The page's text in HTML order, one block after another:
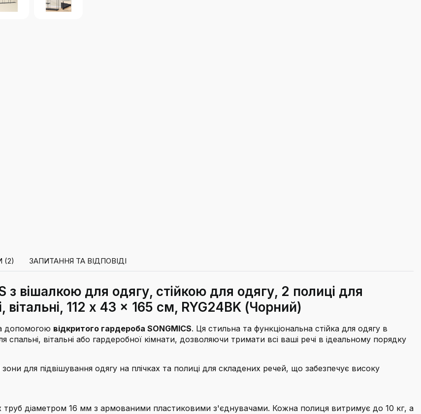
(2) ЗАПИТАННЯ ТА ВІДПОВІДІ
з вішалкою для одягу, стійкою для одягу, 2 полиці для
112 x 43 x 165 см, RYG24BK (Чорний)
допомогою відкритого гардероба SONGMICS. Ця стильна та функціональна стійка для одягу в
вітальні або гардеробної кімнати, дозволяючи тримати всі ваші речі в ідеальному порядку
для підвішування одягу на плічках та полиці для складених речей, що забезпечує високу
труб діаметром 16 мм з армованими пластиковими з'єднувачами. Кожна полиця витримує до 10 кг, а